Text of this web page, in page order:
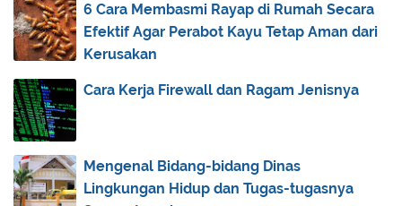
Seputar Hukum Mengucapkan Selamat Natal
Hukum dan Dalil Maulid Nabi
Meninggal
► November
► October
► September(1)
6 Cara Membasmi Rayap di Rumah Secara
Efektif Agar Perabot Kayu Tetap Aman dari
Kerusakan
Cara Kerja Firewall dan Ragam Jenisnya
Mengenal Bidang-bidang Dinas
Lingkungan Hidup dan Tugas-tugasnya